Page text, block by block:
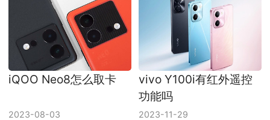
iQOO Neo8怎么取卡
2023-08-03
vivo Y100i有红外遥控
功能吗
2023-11-29